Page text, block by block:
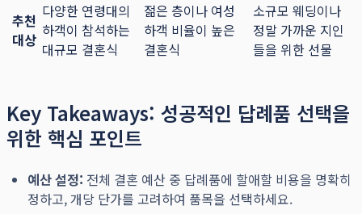
추천
대상
다양한 연령대의
하객이 참석하는
대규모 결혼식
젊은 층이나 여성
하객 비율이 높은
결혼식
소규모 웨딩이나
정말 가까운 지인
들을 위한 선물
Key Takeaways: 성공적인 답례품 선택을
위한 핵심 포인트
예산 설정: 전체 결혼 예산 중 답례품에 할애할 비용을 명확히
정하고, 개당 단가를 고려하여 품목을 선택하세요.